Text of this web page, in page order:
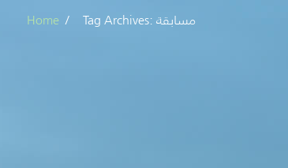
Home Tag Archives: مسابقة